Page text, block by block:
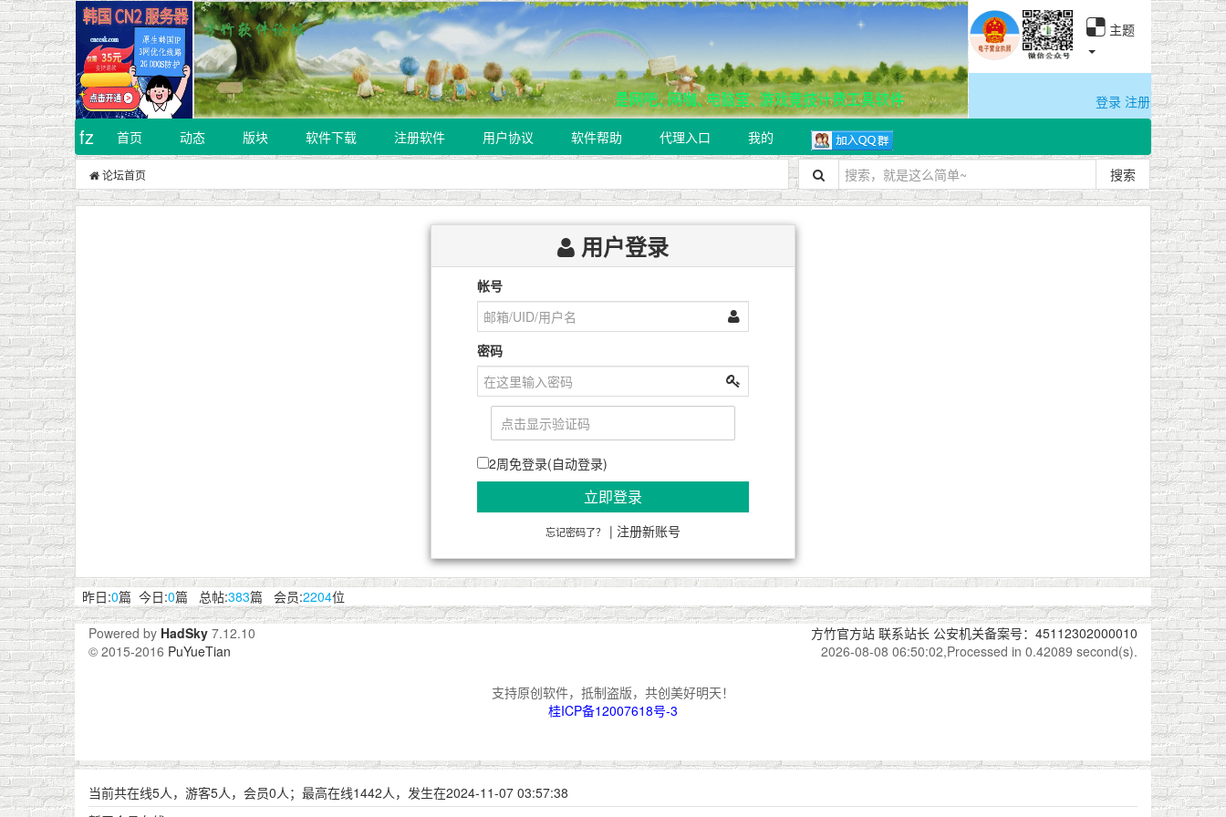
主题
登录 注册
fz 首页 动态 版块 软件下载 注册软件 用户协议 软件帮助 代理入口 我的
论坛首页 搜索
用户登录
帐号
密码
2周免登录(自动登录)
立即登录
忘记密码了？ | 注册新账号
昨日:0篇 今日:0篇 总帖:383篇 会员:2204位
Powered by HadSky 7.12.10
© 2015-2016 PuYueTian
方竹官方站 联系站长 公安机关备案号：45112302000010
2026-08-08 06:50:02,Processed in 0.42089 second(s).
支持原创软件，抵制盗版，共创美好明天！
桂ICP备12007618号-3
当前共在线5人，游客5人，会员0人；最高在线1442人，发生在2024-11-07 03:57:38